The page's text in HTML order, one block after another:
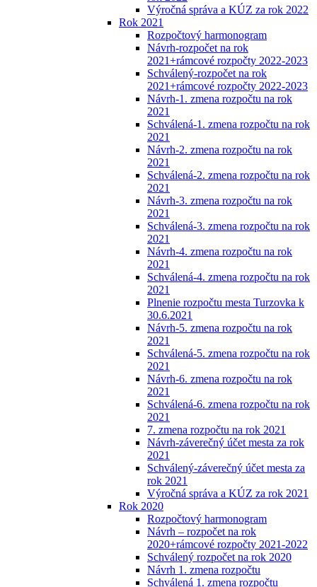
Výročná správa a KÚZ za rok 2022
Rok 2021
Rozpočtový harmonogram
Návrh-rozpočet na rok
2021+rámcové rozpočty 2022-2023
Schválený-rozpočet na rok
2021+rámcové rozpočty 2022-2023
Návrh-1. zmena rozpočtu na rok
2021
Schválená-1. zmena rozpočtu na rok
2021
Návrh-2. zmena rozpočtu na rok
2021
Schválená-2. zmena rozpočtu na rok
2021
Návrh-3. zmena rozpočtu na rok
2021
Schválená-3. zmena rozpočtu na rok
2021
Návrh-4. zmena rozpočtu na rok
2021
Schválená-4. zmena rozpočtu na rok
2021
Plnenie rozpočtu mesta Turzovka k
30.6.2021
Návrh-5. zmena rozpočtu na rok
2021
Schválená-5. zmena rozpočtu na rok
2021
Návrh-6. zmena rozpočtu na rok
2021
Schválená-6. zmena rozpočtu na rok
2021
7. zmena rozpočtu na rok 2021
Návrh-záverečný účet mesta za rok
2021
Schválený-záverečný účet mesta za
rok 2021
Výročná správa a KÚZ za rok 2021
Rok 2020
Rozpočtový harmonogram
Návrh – rozpočet na rok
2020+rámcové rozpočty 2021-2022
Schválený rozpočet na rok 2020
Návrh 1. zmena rozpočtu
Schválená 1. zmena rozpočtu